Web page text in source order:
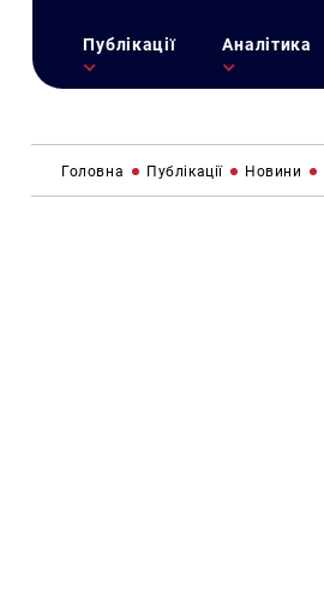
Публікації Аналітика
Головна Публікації Новини